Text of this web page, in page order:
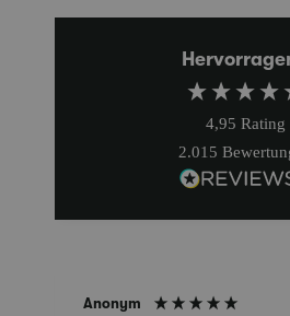
4,95 Rating
2.015
Anonym